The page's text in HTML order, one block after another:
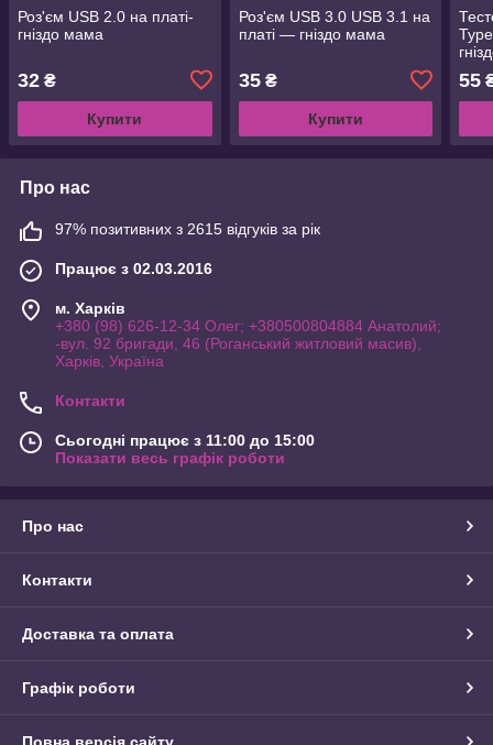
Роз'єм USB 2.0 на платі-
гніздо мама
32 ₴
Купити
Роз'єм USB 3.0 USB 3.1 на
платі — гніздо мама
35₴
Купити
55
Про нас
97% позитивних з 2615 відгуків за рік
Працює з 02.03.2016
м. Харків
+380 (98) 626-12-34 Олег; +380500804884 Анатолий;
-вул. 92 бригади, 46 (Роганський житловий масив),
Харків, Україна
Контакти
Сьогодні працює з 11:00 до 15:00
Показати весь графік роботи
Про нас
Контакти
Доставка та оплата
Графік роботи